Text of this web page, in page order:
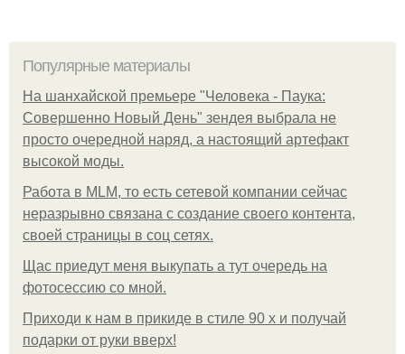
Популярные материалы
На шанхайской премьере "Человека - Паука:
Совершенно Новый День" зендея выбрала не
просто очередной наряд, а настоящий артефакт
высокой моды.
Работа в MLM, то есть сетевой компании сейчас
неразрывно связана с создание своего контента,
своей страницы в соц сетях.
Щас приедут меня выкупать а тут очередь на
фотосессию со мной.
Приходи к нам в прикиде в стиле 90 х и получай
подарки от руки вверх!